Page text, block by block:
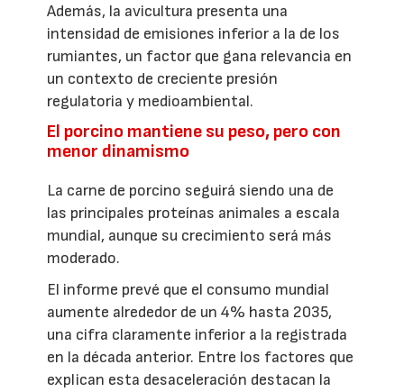
Además, la avicultura presenta una
intensidad de emisiones inferior a la de los
rumiantes, un factor que gana relevancia en
un contexto de creciente presión
regulatoria y medioambiental.
El porcino mantiene su peso, pero con
menor dinamismo
La carne de porcino seguirá siendo una de
las principales proteínas animales a escala
mundial, aunque su crecimiento será más
moderado.
El informe prevé que el consumo mundial
aumente alrededor de un 4% hasta 2035,
una cifra claramente inferior a la registrada
en la década anterior. Entre los factores que
explican esta desaceleración destacan la